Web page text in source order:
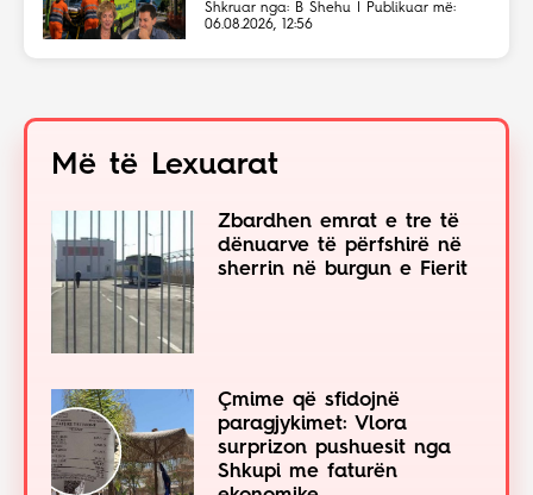
Shkruar nga: B Shehu | Publikuar më:
06.08.2026, 12:56
Më të Lexuarat
Zbardhen emrat e tre të
dënuarve të përfshirë në
sherrin në burgun e Fierit
Çmime që sfidojnë
paragjykimet: Vlora
surprizon pushuesit nga
Shkupi me faturën